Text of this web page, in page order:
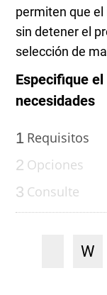
permiten que
sin detener el
selección de
Especifique
necesidades
1 Requisitos
2 Opciones
3 Consulte
W